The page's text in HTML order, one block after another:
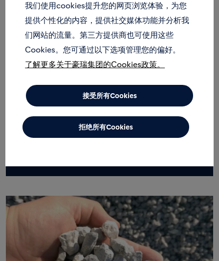
水泥
我们提供质量卓越、性能优良的通用及特种水泥产
我们使用cookies提升您的网页浏览体验，为您
提供个性化的内容，提供社交媒体功能并分析我
们网站的流量。第三方提供商也可使用这些
Cookies。您可通过以下选项管理您的偏好。
了解更多关于豪瑞集团的Cookies政策。
接受所有Cookies
拒绝所有Cookies